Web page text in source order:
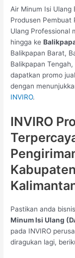
Air Minum Isi
Produsen Pembuat
Ulang Professional
hingga ke
Balikpapan Barat,
Balikpapan
dapatkan promo
dengan
INVIRO.
INVIRO
Pastikan anda
Minum Isi Ulang
pada INVIRO
diragukan lagi,